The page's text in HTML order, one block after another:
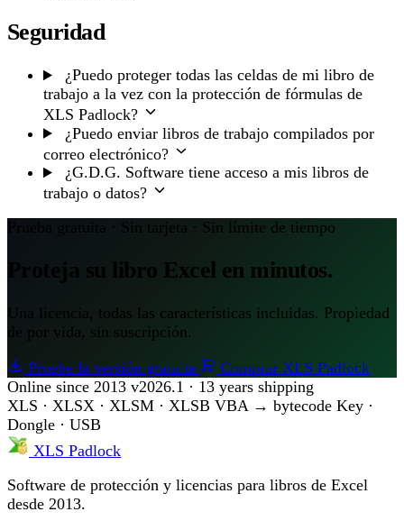
Seguridad
¿Puedo proteger todas las celdas de mi libro de
trabajo a la vez con la protección de fórmulas de
XLS Padlock?
¿Puedo enviar libros de trabajo compilados por
correo electrónico?
¿G.D.G. Software tiene acceso a mis libros de
trabajo o datos?
Prueba gratuita · Sin tarjeta · Sin límite de tiempo
Proteja su libro Excel en minutos.
Una licencia, todas las características incluidas. Propiedad
de por vida, sin suscripción.
Pruebe la versión gratuita
Comprar XLS Padlock
Online since 2013 v2026.1 · 13 years shipping
XLS · XLSX · XLSM · XLSB VBA → bytecode Key ·
Dongle · USB
XLS Padlock
Software de protección y licencias para libros de Excel
desde 2013.